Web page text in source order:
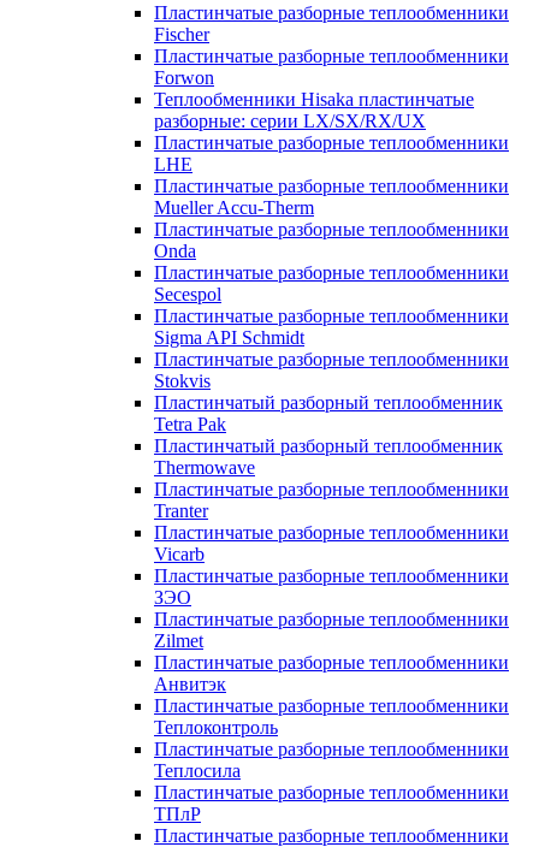
Пластинчатые разборные теплообменники
Fischer
Пластинчатые разборные теплообменники
Forwon
Теплообменники Hisaka пластинчатые
разборные: серии LX/SX/RX/UX
Пластинчатые разборные теплообменники
LHE
Пластинчатые разборные теплообменники
Mueller Accu-Therm
Пластинчатые разборные теплообменники
Onda
Пластинчатые разборные теплообменники
Secespol
Пластинчатые разборные теплообменники
Sigma API Schmidt
Пластинчатые разборные теплообменники
Stokvis
Пластинчатый разборный теплообменник
Tetra Pak
Пластинчатый разборный теплообменник
Thermowave
Пластинчатые разборные теплообменники
Tranter
Пластинчатые разборные теплообменники
Vicarb
Пластинчатые разборные теплообменники
ЗЭО
Пластинчатые разборные теплообменники
Zilmet
Пластинчатые разборные теплообменники
Анвитэк
Пластинчатые разборные теплообменники
Теплоконтроль
Пластинчатые разборные теплообменники
Теплосила
Пластинчатые разборные теплообменники
ТПлР
Пластинчатые разборные теплообменники